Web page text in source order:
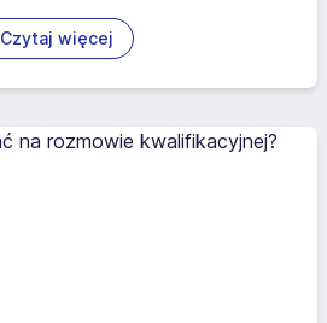
Czytaj więcej